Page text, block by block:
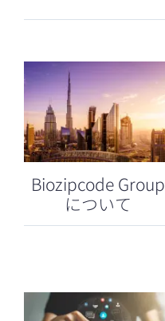
Biozipcode Group
について